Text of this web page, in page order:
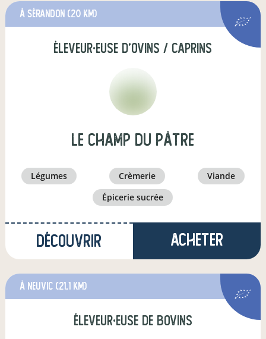
à Sérandon (20 km)
éleveur·euse d'ovins / caprins
Le Champ du Pâtre
légumes crèmerie
viande
épicerie sucrée
Découvrir Acheter
à Neuvic (21,1 km)
éleveur·euse de bovins